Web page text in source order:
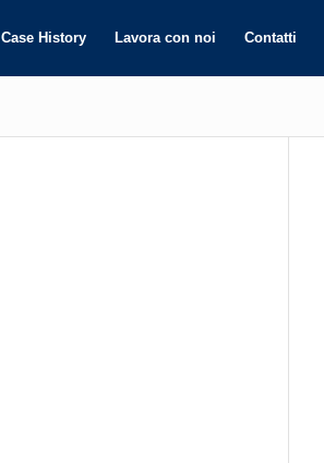
Case History Lavora con noi Contatti